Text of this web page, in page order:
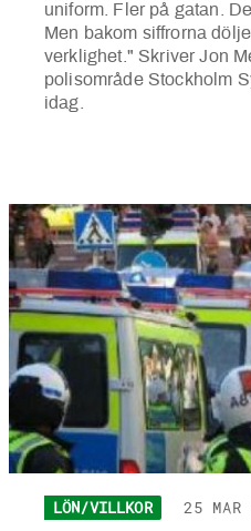
uniform. Fler på gatan.
Men bakom siffrorna
verklighet." Skriver Jon
polisområde Stockholm
idag.
LÖN/VILLKOR 25 MAR